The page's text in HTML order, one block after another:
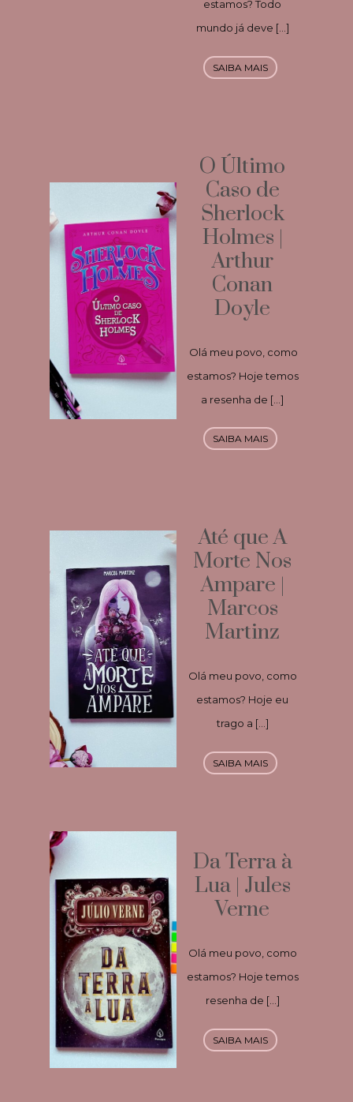
estamos? Todo
mundo já deve […]
SAIBA MAIS
O Último
Caso de
Sherlock
Holmes |
Arthur
Conan
Doyle
Olá meu povo, como
estamos? Hoje temos
a resenha de […]
SAIBA MAIS
Até que A
Morte Nos
Ampare |
Marcos
Martinz
Olá meu povo, como
estamos? Hoje eu
trago a […]
SAIBA MAIS
Da Terra à
Lua | Jules
Verne
Olá meu povo, como
estamos? Hoje temos
resenha de […]
SAIBA MAIS